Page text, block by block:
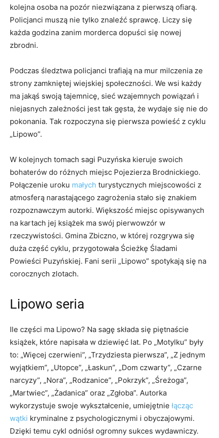
kolejna osoba na pozór niezwiązana z pierwszą ofiarą.
Policjanci muszą nie tylko znaleźć sprawcę. Liczy się
każda godzina zanim morderca dopuści się nowej
zbrodni.
Podczas śledztwa policjanci trafiają na mur milczenia ze
strony zamkniętej wiejskiej społeczności. We wsi każdy
ma jakąś swoją tajemnicę, sieć wzajemnych powiązań i
niejasnych zależności jest tak gęsta, że wydaje się nie do
pokonania. Tak rozpoczyna się pierwsza powieść z cyklu
„Lipowo”.
W kolejnych tomach sagi Puzyńska kieruje swoich
bohaterów do różnych miejsc Pojezierza Brodnickiego.
Połączenie uroku małych turystycznych miejscowości z
atmosferą narastającego zagrożenia stało się znakiem
rozpoznawczym autorki. Większość miejsc opisywanych
na kartach jej książek ma swój pierwowzór w
rzeczywistości. Gmina Zbiczno, w której rozgrywa się
duża część cyklu, przygotowała Ścieżkę Śladami
Powieści Puzyńskiej. Fani serii „Lipowo” spotykają się na
corocznych zlotach.
Lipowo seria
Ile części ma Lipowo? Na sagę składa się piętnaście
książek, które napisała w dziewięć lat. Po „Motylku” były
to: „Więcej czerwieni”, „Trzydziesta pierwsza”, „Z jednym
wyjątkiem”, „Utopce”, „Łaskun”, „Dom czwarty”, „Czarne
narcyzy”, „Nora”, „Rodzanice”, „Pokrzyk”, „Śreżoga”,
„Martwiec”, „Żadanica” oraz „Zgłoba”. Autorka
wykorzystuje swoje wykształcenie, umiejętnie łącząc
wątki kryminalne z psychologicznymi i obyczajowymi.
Dzięki temu cykl odniósł ogromny sukces wydawniczy.